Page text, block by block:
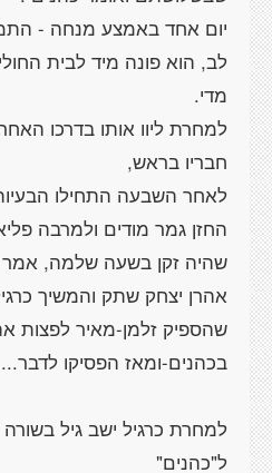
יום אחד באמצע מנחה -
לב, הוא פונה מיד לבית
למחרת ליוו אותו בדרכו
החזן גמר מודים ולמרבה
אהרן יצחק שתק והמשיך
שהספיק זלמן-מאיר לפצות
למחרת כרגיל ישב גיל